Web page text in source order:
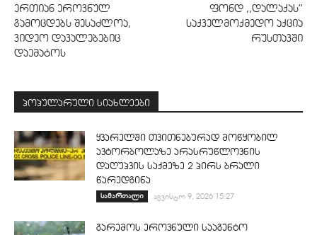
ერთიან ეროვნულ
გამოცდებს შესაძლოა,
ვიდეო დავალებებიც
დაემატოს
ფონდ ,,დალაქას’’
საქველმოქმედო აქცია
რუსთავში
პოპულარული სიახლეები
ყვარელში თვითნებურად მოწყობილ
ავტორბოლაზე არასრუწლოვნის
დაღუპვის საქმეზე 2 პირს ბრალი
წარედგინა
სამართალი აგვისტო 9, 2026 15:27
გარემოს ეროვნული სააგენტო